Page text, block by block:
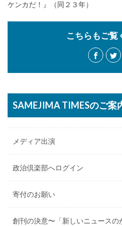
ケンカだ！』（同２３年）
こちらもご覧
SAMEJIMA TIMESのご案
メディア出演
政治倶楽部へログイン
寄付のお願い
創刊の決意〜「新しいニュースの